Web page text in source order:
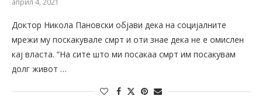
април 4, 2021
Доктор Никола Пановски објави дека на социјалните
мрежи му поскакувале смрт и оти знае дека не е омислен
кај власта. “На сите што ми посакаа смрт им посакувам
долг живот …